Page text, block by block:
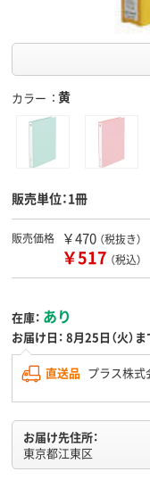
カラー 黄
販売単位：1冊
販売価格 ￥470 （税抜き）
￥517 （税込）
在庫： あり
お届け日： 8月25日（火）ま
直送品 プラス株式
お届け先住所：
東京都江東区